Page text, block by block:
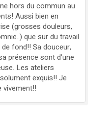
hors du commun au
Aussi bien en
(grosses douleurs,
que sur du travail
fond!! Sa douceur,
présence sont d’une
Les ateliers
exquis!! Je
vivement!!